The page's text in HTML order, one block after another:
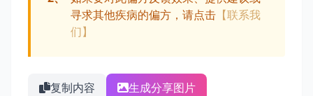
寻求其他疾病的偏方，请点击 【联系我
们】
复制内容 生成分享图片